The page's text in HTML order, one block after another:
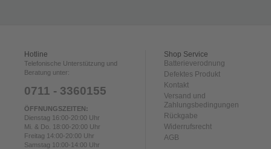
Hotline
Telefonische Unterstützung und
Beratung unter:
0711 - 3360155
ÖFFNUNGSZEITEN:
Dienstag 16:00-20:00 Uhr
Mi. & Do. 18:00-20:00 Uhr
Freitag 14:00-20:00 Uhr
Samstag 10:00-14:00 Uhr
Shop Service
Batterieverodnung
Defektes Produkt
Kontakt
Versand und
Zahlungsbedingungen
Rückgabe
Widerrufsrecht
AGB